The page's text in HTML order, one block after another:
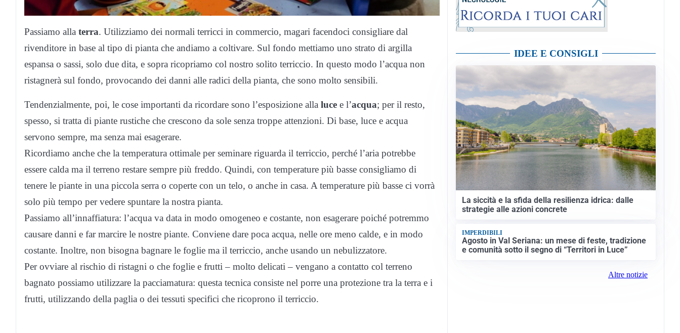
Passiamo alla terra. Utilizziamo dei normali terricci in commercio, magari facendoci consigliare dal
rivenditore in base al tipo di pianta che andiamo a coltivare. Sul fondo mettiamo uno strato di argilla
espansa o sassi, solo due dita, e sopra ricopriamo col nostro solito terriccio. In questo modo l’acqua non
ristagnerà sul fondo, provocando dei danni alle radici della pianta, che sono molto sensibili.
Tendenzialmente, poi, le cose importanti da ricordare sono l’esposizione alla luce e l’acqua; per il resto,
spesso, si tratta di piante rustiche che crescono da sole senza troppe attenzioni. Di base, luce e acqua
servono sempre, ma senza mai esagerare.
Ricordiamo anche che la temperatura ottimale per seminare riguarda il terriccio, perché l’aria potrebbe
essere calda ma il terreno restare sempre più freddo. Quindi, con temperature più basse consigliamo di
tenere le piante in una piccola serra o coperte con un telo, o anche in casa. A temperature più basse ci vorrà
solo più tempo per vedere spuntare la nostra pianta.
Passiamo all’innaffiatura: l’acqua va data in modo omogeneo e costante, non esagerare poiché potremmo
causare danni e far marcire le nostre piante. Conviene dare poca acqua, nelle ore meno calde, e in modo
costante. Inoltre, non bisogna bagnare le foglie ma il terriccio, anche usando un nebulizzatore.
Per ovviare al rischio di ristagni o che foglie e frutti – molto delicati – vengano a contatto col terreno
bagnato possiamo utilizzare la pacciamatura: questa tecnica consiste nel porre una protezione tra la terra e i
frutti, utilizzando della paglia o dei tessuti specifici che ricoprono il terriccio.
IDEE E CONSIGLI
La siccità e la sfida della resilienza idrica: dalle
strategie alle azioni concrete
IMPERDIBILI
Agosto in Val Seriana: un mese di feste, tradizione
e comunità sotto il segno di “Territori in Luce”
Altre notizie